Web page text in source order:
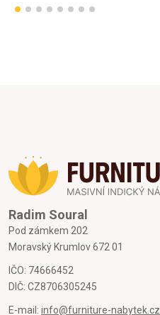
Radim Soural
Pod zámkem 202
Moravský Krumlov 672 01
IČO: 74666452
DIČ: CZ8706305245
E-mail: info@furniture-nabytek.cz